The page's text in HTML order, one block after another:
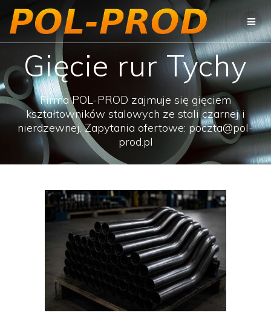
Przejdź
do
treści
Gięcie rur Tychy
Firma POL-PROD zajmuje się gięciem
kształtowników stalowych ze stali czarnej i
nierdzewnej. Zapytania ofertowe: poczta@pol-
prod.pl